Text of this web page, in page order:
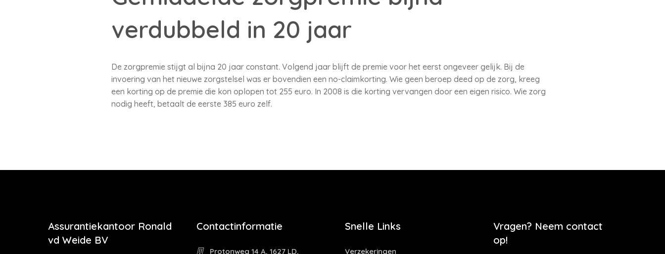
verdubbeld in 20 jaar
De zorgpremie stijgt al bijna 20 jaar constant. Volgend jaar blijft de premie voor het eerst ongeveer gelijk. Bij de
invoering van het nieuwe zorgstelsel was er bovendien een no-claimkorting. Wie geen beroep deed op de zorg, kreeg
een korting op de premie die kon oplopen tot 255 euro. In 2008 is die korting vervangen door een eigen risico. Wie zorg
nodig heeft, betaalt de eerste 385 euro zelf.
Assurantiekantoor Ronald
vd Weide BV
Contactinformatie
Protonweg 14 A, 1627 LD,
Snelle Links
Verzekeringen
Vragen? Neem contact
op!